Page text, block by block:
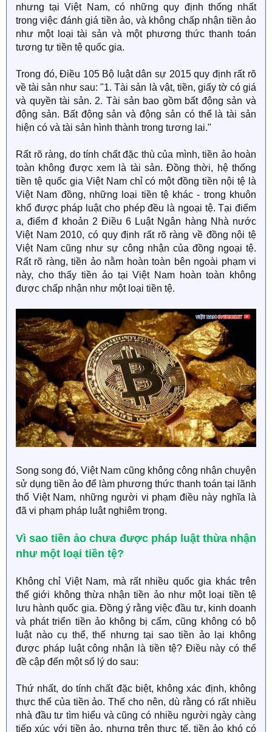
nhưng tại Việt Nam, có những quy định thống nhất
trong việc đánh giá tiền ảo, và không chấp nhận tiền ảo
như một loại tài sản và một phương thức thanh toán
tương tự tiền tệ quốc gia.
Trong đó, Điều 105 Bộ luật dân sự 2015 quy định rất rõ
về tài sản như sau: "1. Tài sản là vật, tiền, giấy tờ có giá
và quyền tài sản. 2. Tài sản bao gồm bất động sản và
động sản. Bất động sản và động sản có thể là tài sản
hiện có và tài sản hình thành trong tương lai."
Rất rõ ràng, do tính chất đặc thù của mình, tiền ảo hoàn
toàn không được xem là tài sản. Đồng thời, hệ thống
tiền tệ quốc gia Việt Nam chỉ có một đồng tiền nội tệ là
Việt Nam đồng, những loại tiền tệ khác - trong khuôn
khổ được pháp luật cho phép đều là ngoại tệ. Tại điểm
a, điểm đ khoản 2 Điều 6 Luật Ngân hàng Nhà nước
Việt Nam 2010, có quy định rất rõ ràng về đồng nội tệ
Việt Nam cũng như sự công nhận của đồng ngoại tệ.
Rất rõ ràng, tiền ảo nằm hoàn toàn bên ngoài phạm vi
này, cho thấy tiền ảo tại Việt Nam hoàn toàn không
được chấp nhận như một loại tiền tệ.
Song song đó, Việt Nam cũng không công nhận chuyện
sử dụng tiền ảo để làm phương thức thanh toán tại lãnh
thổ Việt Nam, những người vi phạm điều này nghĩa là
đã vi phạm pháp luật nghiêm trọng.
Vì sao tiền ảo chưa được pháp luật thừa nhận
như một loại tiền tệ?
Không chỉ Việt Nam, mà rất nhiều quốc gia khác trên
thế giới không thừa nhận tiền ảo như một loại tiền tệ
lưu hành quốc gia. Đồng ý rằng việc đầu tư, kinh doanh
và phát triển tiền ảo không bị cấm, cũng không có bộ
luật nào cụ thể, thế nhưng tại sao tiền ảo lại không
được pháp luật công nhận là tiền tệ? Điều này có thể
đề cập đến một số lý do sau:
Thứ nhất, do tính chất đặc biệt, không xác định, không
thực thể của tiền ảo. Thế cho nên, dù rằng có rất nhiều
nhà đầu tư tìm hiểu và cũng có nhiều người ngày càng
tiếp xúc với tiền ảo, nhưng trên thực tế, tiền ảo khó có